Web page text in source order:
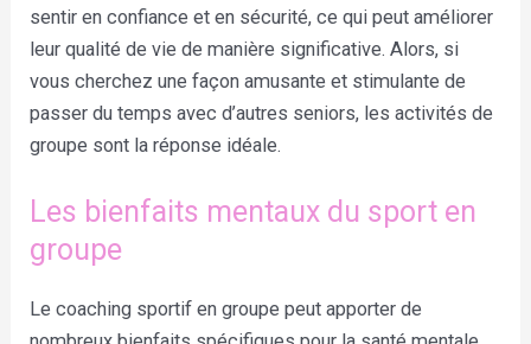
sentir en confiance et en sécurité, ce qui peut améliorer
leur qualité de vie de manière significative. Alors, si
vous cherchez une façon amusante et stimulante de
passer du temps avec d’autres seniors, les activités de
groupe sont la réponse idéale.
Les bienfaits mentaux du sport en
groupe
Le coaching sportif en groupe peut apporter de